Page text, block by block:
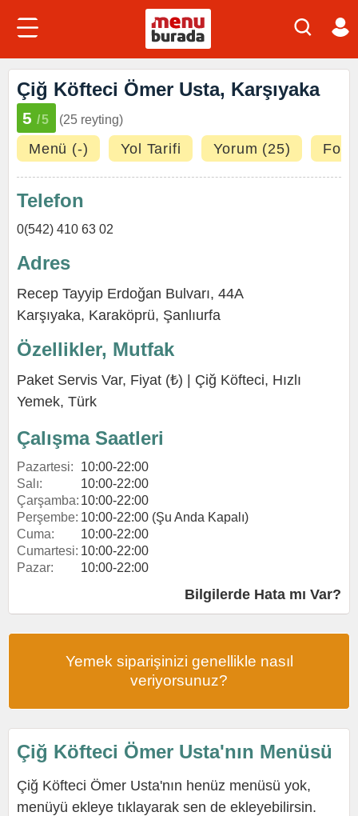
Çiğ Köfteci Ömer Usta, Karşıyaka
5 /5 (25 reyting)
Menü (-) Yol Tarifi Yorum (25)
Telefon
0(542) 410 63 02
Adres
Recep Tayyip Erdoğan Bulvarı, 44A
Karşıyaka, Karaköprü, Şanlıurfa
Özellikler, Mutfak
Paket Servis Var, Fiyat (₺) | Çiğ Köfteci, Hızlı
Yemek, Türk
Çalışma Saatleri
Pazartesi:
10:00-22:00
Salı:
10:00-22:00
Çarşamba: 10:00-22:00
Perşembe: 10:00-22:00 (Şu Anda Kapalı)
Cuma:
10:00-22:00
Cumartesi: 10:00-22:00
Pazar:
10:00-22:00
Bilgilerde Hata mı Var?
Yemek siparişinizi genellikle nasıl
veriyorsunuz?
Çiğ Köfteci Ömer Usta'nın Menüsü
Çiğ Köfteci Ömer Usta'nın henüz menüsü yok,
menüyü ekleye tıklayarak sen de ekleyebilirsin.